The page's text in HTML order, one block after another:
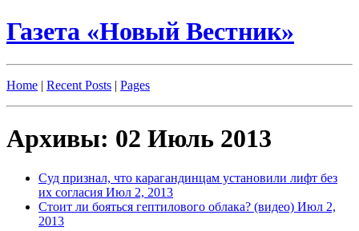
Газета «Новый Вестник»
Home | Recent Posts | Pages
Архивы: 02 Июль 2013
Суд признал, что карагандинцам установили лифт без
их согласия Июл 2, 2013
Стоит ли бояться гептилового облака? (видео) Июл 2,
2013